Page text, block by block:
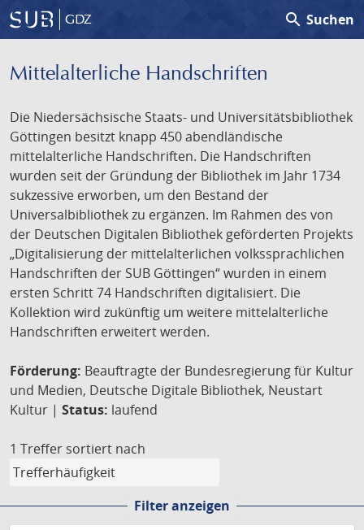
GDZ search Suchen
Mittelalterliche Handschriften
Die Niedersächsische Staats- und Universitätsbibliothek
Göttingen besitzt knapp 450 abendländische
mittelalterliche Handschriften. Die Handschriften
wurden seit der Gründung der Bibliothek im Jahr 1734
sukzessive erworben, um den Bestand der
Universalbibliothek zu ergänzen. Im Rahmen des von
der Deutschen Digitalen Bibliothek geförderten Projekts
„Digitalisierung der mittelalterlichen volkssprachlichen
Handschriften der SUB Göttingen“ wurden in einem
ersten Schritt 74 Handschriften digitalisiert. Die
Kollektion wird zukünftig um weitere mittelalterliche
Handschriften erweitert werden.
Förderung: Beauftragte der Bundesregierung für Kultur
und Medien, Deutsche Digitale Bibliothek, Neustart
Kultur | Status: laufend
1 Treffer sortiert nach
Filter anzeigen